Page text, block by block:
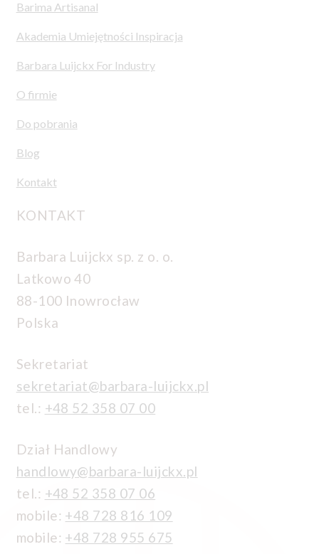
Barima Artisanal
Akademia Umiejętności Inspiracja
Barbara Luijckx For Industry
O firmie
Do pobrania
Blog
Kontakt
KONTAKT
Barbara Luijckx sp. z o. o.
Latkowo 40
88-100 Inowrocław
Polska
Sekretariat
sekretariat@barbara-luijckx.pl
tel.: +48 52 358 07 00
Dział Handlowy
handlowy@barbara-luijckx.pl
tel.: +48 52 358 07 06
mobile: +48 728 816 109
mobile: +48 728 955 675